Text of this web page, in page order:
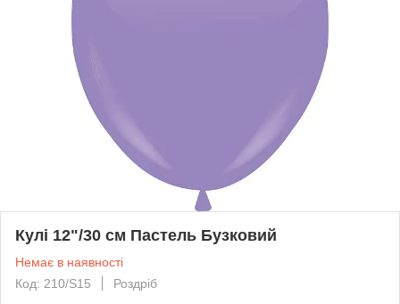
Кулі 12"/30 см Пастель Бузковий
Немає в наявності
Код: 210/S15
Роздріб